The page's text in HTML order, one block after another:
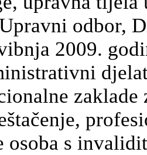
odbor,
2009.
osoba s